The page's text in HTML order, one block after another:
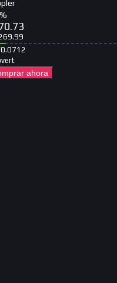
%
0.0712
ahora